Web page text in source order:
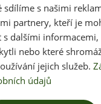
sdílíme s našimi
partnery, kteří je
s dalšími informacemi,
nebo které
jejich služeb.
údajů